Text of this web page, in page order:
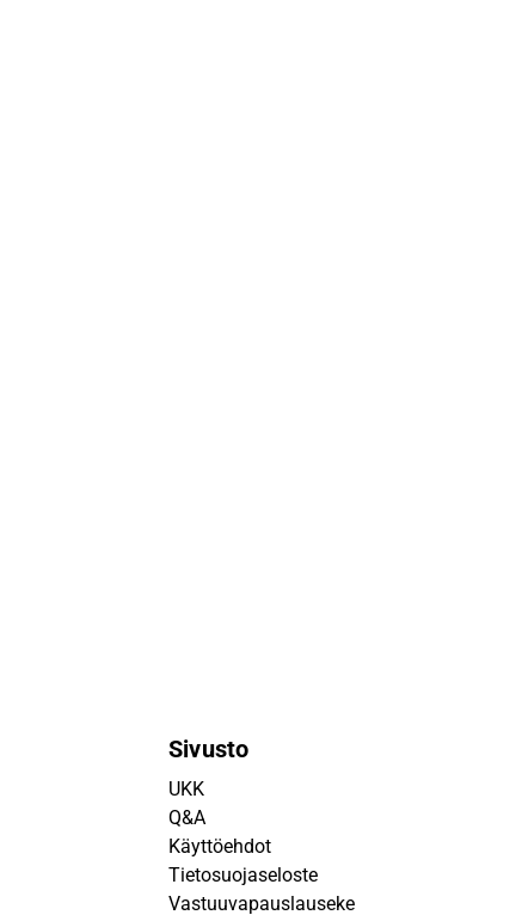
Sivusto
UKK
Q&A
Käyttöehdot
Tietosuojaseloste
Vastuuvapauslauseke